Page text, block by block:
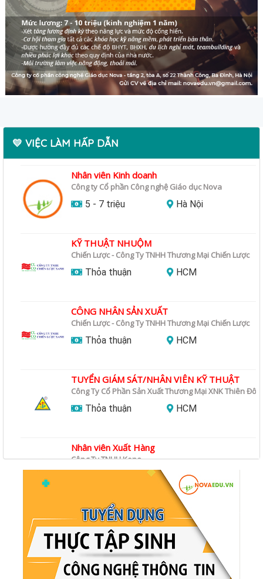
💛 VIỆC LÀM HẤP DẪN
Nhân viên Kinh doanh
Công ty Cổ phần Công nghệ Giáo dục Nova
5 - 7 triệu Hà Nội
KỸ THUẬT NHUỘM
Chiến Lược - Công Ty TNHH Thương Mại Chiến Lược
Thỏa thuận HCM
CÔNG NHÂN SẢN XUẤT
Chiến Lược - Công Ty TNHH Thương Mại Chiến Lược
Thỏa thuận HCM
TUYỂN GIÁM SÁT/NHÂN VIÊN KỸ THUẬT
Công Ty Cổ Phần Sản Xuất Thương Mại XNK Thiên Đô
Thỏa thuận HCM
Nhân viên Xuất Hàng
Công Ty TNHH Kona
Hà Nội
Nhân viên thiết kế sản phẩm
Công Ty TNHH Kona
Thỏa thuận Hà Nội